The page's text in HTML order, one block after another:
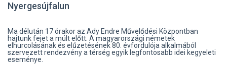
Nyergesújfalun
Ma délután 17 órakor az Ady Endre Művelődési Központban
hajtunk fejet a múlt előtt. A magyarországi németek
elhurcolásának és elűzetésének 80. évfordulója alkalmából
szervezett rendezvény a térség egyik legfontosabb idei kegyeleti
eseménye.